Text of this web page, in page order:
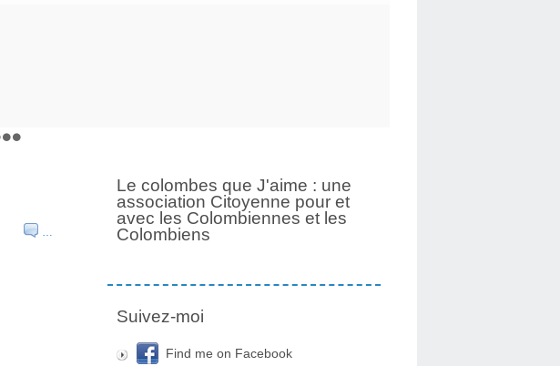
…
Le colombes que J'aime : une
association Citoyenne pour et
avec les Colombiennes et les
Colombiens
Suivez-moi
Find me on Facebook